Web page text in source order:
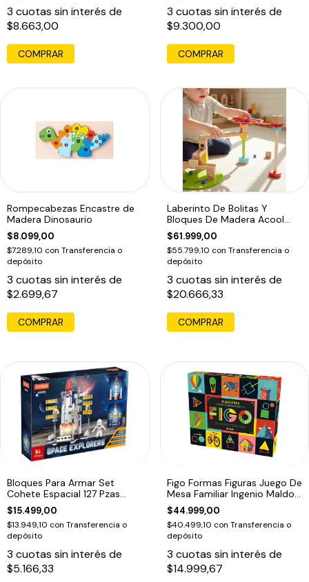
3 cuotas sin interés de
$8.663,00
COMPRAR
3 cuotas sin interés de
$9.300,00
COMPRAR
Rompecabezas Encastre de
Madera Dinosaurio
$8.099,00
$7.289,10 con Transferencia o
depósito
3 cuotas sin interés de
$2.699,67
Laberinto De Bolitas Y
Bloques De Madera Acool
Para Niños Multicolor
$61.999,00
$55.799,10 con Transferencia o
depósito
3 cuotas sin interés de
$20.666,33
COMPRAR
Bloques Para Armar Set
Cohete Espacial 127 Pzas
Cogo 127
$15.499,00
$13.949,10 con Transferencia o
depósito
3 cuotas sin interés de
$5.166,33
Figo Formas Figuras Juego De
Mesa Familiar Ingenio Maldon
Ed
$44.999,00
$40.499,10 con Transferencia o
depósito
3 cuotas sin interés de
$14.999,67